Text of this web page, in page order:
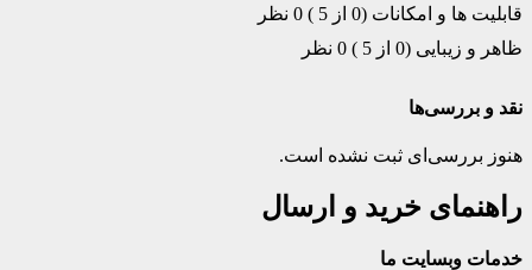
قابلیت ها و امکانات (0 از 5 )
0 نظر
ظاهر و زیبایی (0 از 5 )
0 نظر
نقد و بررسی‌ها
هنوز بررسی‌ای ثبت نشده است.
راهنمای خرید و ارسال
خدمات وبسایت ما